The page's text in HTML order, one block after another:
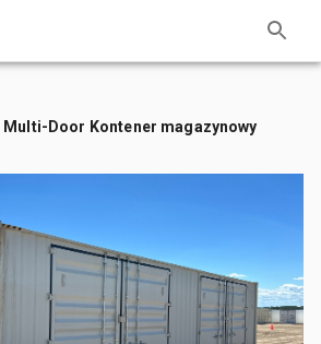
Multi-Door Kontener magazynowy